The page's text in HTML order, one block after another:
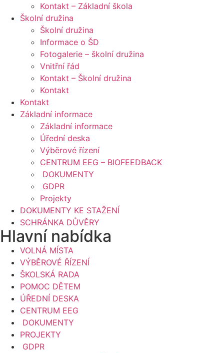
Kontakt – Základní škola
Školní družina
Školní družina
Informace o ŠD
Fotogalerie – školní družina
Vnitřní řád
Kontakt – Školní družina
Kontakt
Kontakt
Základní informace
Základní informace
Úřední deska
Výběrové řízení
CENTRUM EEG – BIOFEEDBACK
DOKUMENTY
GDPR
Projekty
DOKUMENTY KE STAŽENÍ
SCHRÁNKA DŮVĚRY
Hlavní nabídka
VOLNÁ MÍSTA
VÝBĚROVÉ ŘÍZENÍ
ŠKOLSKÁ RADA
POMOC DĚTEM
ÚŘEDNÍ DESKA
CENTRUM EEG
DOKUMENTY
PROJEKTY
GDPR